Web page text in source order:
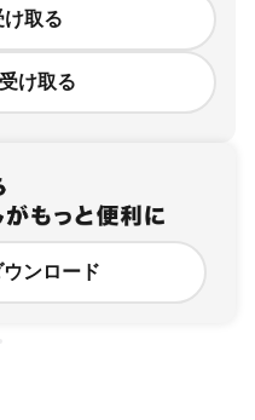
け取る
け取る
ンロード